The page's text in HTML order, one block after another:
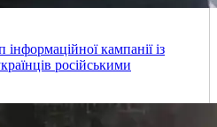
кампанії із
російськими